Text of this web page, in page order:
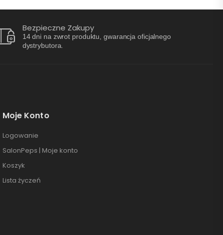
Bezpieczne Zakupy
14 dni na zwrot produktu, gwarancja oficjalnego
dystrybutora.
Moje Konto
Logowanie
SalonPeps | Moje konto
Koszyk
Lista życzeń